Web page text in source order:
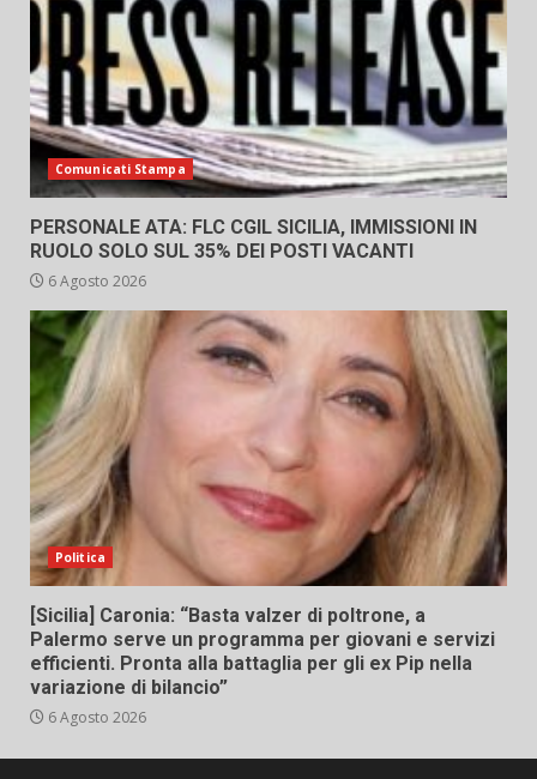
Comunicati Stampa
PERSONALE ATA: FLC CGIL SICILIA, IMMISSIONI IN
RUOLO SOLO SUL 35% DEI POSTI VACANTI
6 Agosto 2026
Politica
[Sicilia] Caronia: “Basta valzer di poltrone, a
Palermo serve un programma per giovani e servizi
efficienti. Pronta alla battaglia per gli ex Pip nella
variazione di bilancio”
6 Agosto 2026